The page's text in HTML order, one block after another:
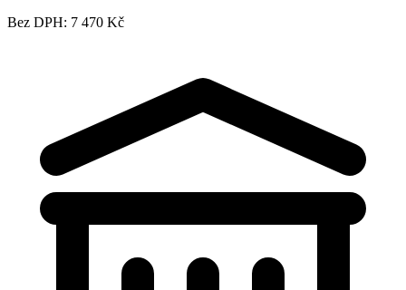
Bez DPH: 7 470 Kč